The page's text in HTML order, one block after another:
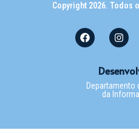
Copyright 2026. Todos
Departamento
da